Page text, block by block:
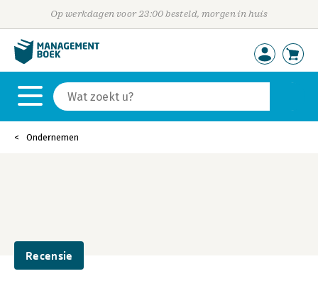
Op werkdagen voor 23:00 besteld, morgen in huis
Ondernemen
Recensie